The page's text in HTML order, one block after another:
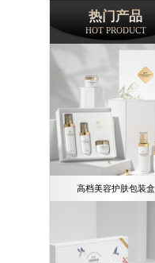
热门产品
HOT PRODUCT
高档美容护肤包装盒